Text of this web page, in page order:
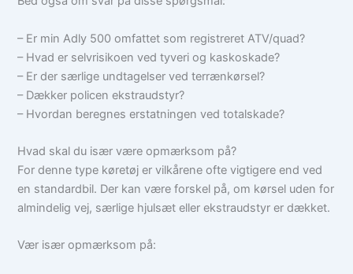
– Er min Adly 500 omfattet som registreret ATV/quad?
– Hvad er selvrisikoen ved tyveri og kaskoskade?
– Er der særlige undtagelser ved terrænkørsel?
– Dækker policen ekstraudstyr?
– Hvordan beregnes erstatningen ved totalskade?
Hvad skal du især være opmærksom på?
For denne type køretøj er vilkårene ofte vigtigere end ved
en standardbil. Der kan være forskel på, om kørsel uden for
almindelig vej, særlige hjulsæt eller ekstraudstyr er dækket.
Vær især opmærksom på: